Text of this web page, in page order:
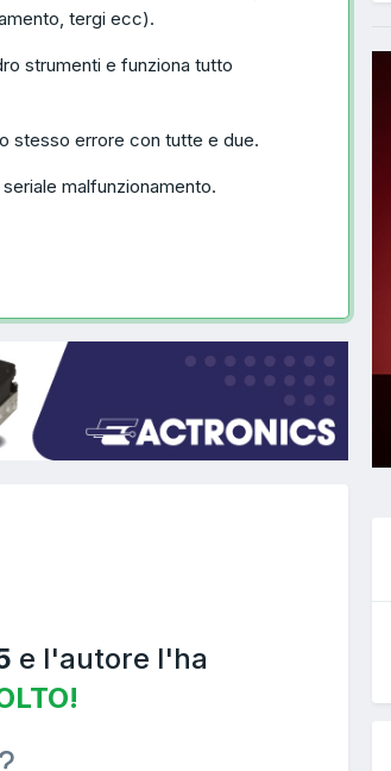
tergi ecc).
strumenti e funziona tutto
stesso errore con tutte e due.
malfunzionamento.
e l'autore l'ha